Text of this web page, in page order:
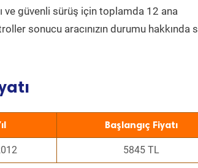
ve güvenli sürüş için toplamda 12 ana
sonucu aracınızın durumu hakkında
Başlangıç Fiyatı
5845 TL